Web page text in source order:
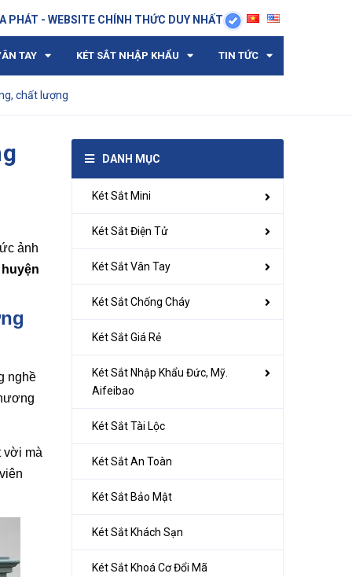
PHÁT - WEBSITE CHÍNH THỨC DUY NHẤT
TAY KÉT SẮT NHẬP KHẨU TIN TỨC
chất lượng
ảnh
nghề
vời mà
DANH MỤC
Két Sắt Mini
Két Sắt Điện Tử
Két Sắt Vân Tay
Két Sắt Chống Cháy
Két Sắt Giá Rẻ
Két Sắt Nhập Khẩu Đức, Mỹ.
Aifeibao
Két Sắt Tài Lộc
Két Sắt An Toàn
Két Sắt Bảo Mật
Két Sắt Khách Sạn
Két Sắt Khoá Cơ Đổi Mã